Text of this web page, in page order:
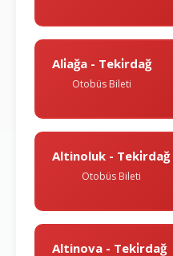
Ali̇ağa - Teki̇rdağ
Otobüs Bileti
Altinoluk - Teki̇rdağ
Otobüs Bileti
Altinova - Teki̇rdağ